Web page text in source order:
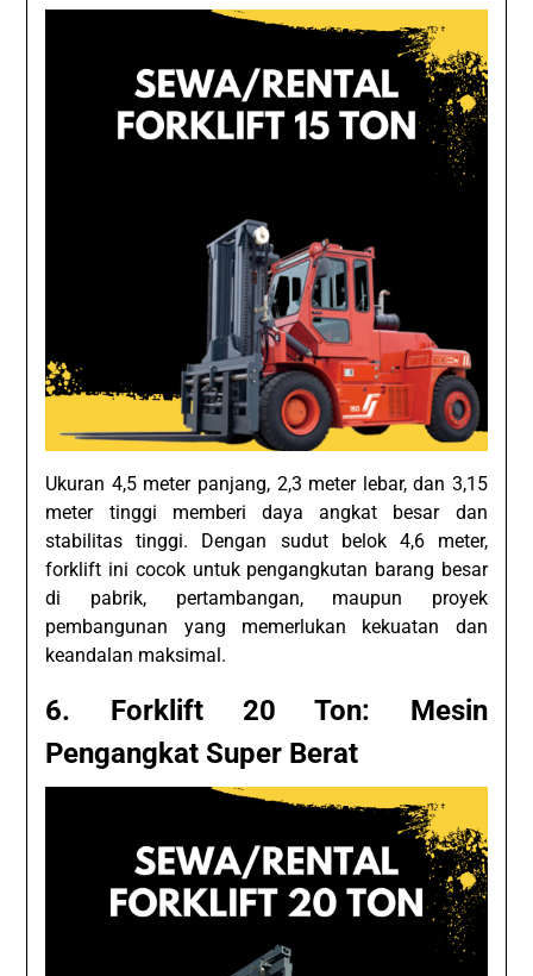
Ukuran 4,5 meter panjang, 2,3 meter lebar, dan 3,15
meter tinggi memberi daya angkat besar dan
stabilitas tinggi. Dengan sudut belok 4,6 meter,
forklift ini cocok untuk pengangkutan barang besar
di pabrik, pertambangan, maupun proyek
pembangunan yang memerlukan kekuatan dan
keandalan maksimal.
6. Forklift 20 Ton: Mesin
Pengangkat Super Berat